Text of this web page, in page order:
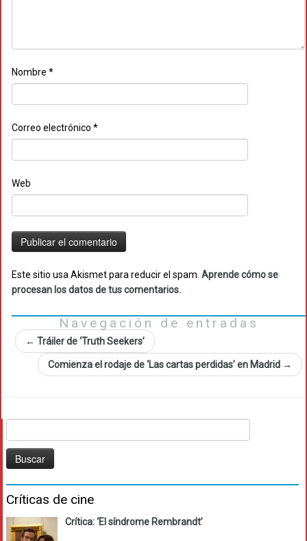
Nombre *
Correo electrónico *
Web
Este sitio usa Akismet para reducir el spam. Aprende cómo se
procesan los datos de tus comentarios.
Navegación de entradas
← Tráiler de ‘Truth Seekers’
Comienza el rodaje de ‘Las cartas perdidas’ en Madrid →
Críticas de cine
Crítica: ‘El síndrome Rembrandt’